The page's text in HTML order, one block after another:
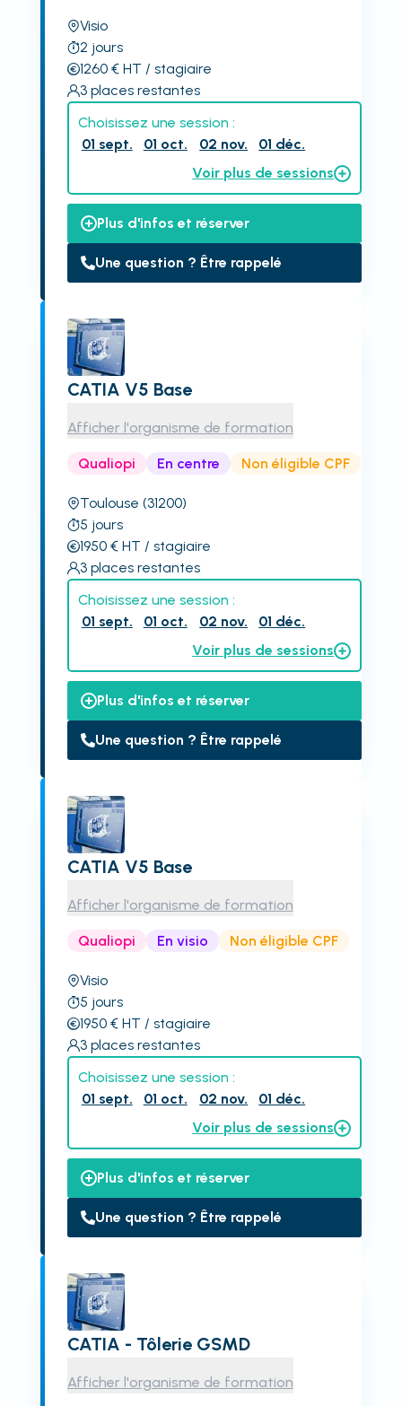
Visio
2 jours
1260€ HT / stagiaire
3 places restantes
Choisissez une session :
01 sept.
01 oct. 02 nov.
01 déc.
Voir plus de sessions
Plus d'infos et réserver
Une question ? Être rappelé
CATIA V5 Base
Afficher l'organisme de formation
Qualiopi En centre Non éligible CPF
Toulouse (31200)
5 jours
1950€ HT / stagiaire
3 places restantes
Choisissez une session :
01 sept.
01 oct. 02 nov.
01 déc.
Voir plus de sessions
Plus d'infos et réserver
Une question ? Être rappelé
CATIA V5 Base
Afficher l'organisme de formation
Qualiopi En visio Non éligible CPF
Visio
5 jours
1950€ HT / stagiaire
3 places restantes
Choisissez une session :
01 sept.
01 oct. 02 nov.
01 déc.
Voir plus de sessions
Plus d'infos et réserver
Une question ? Être rappelé
CATIA - Tôlerie GSMD
Afficher l'organisme de formation